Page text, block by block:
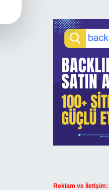
Reklam ve İletişim: